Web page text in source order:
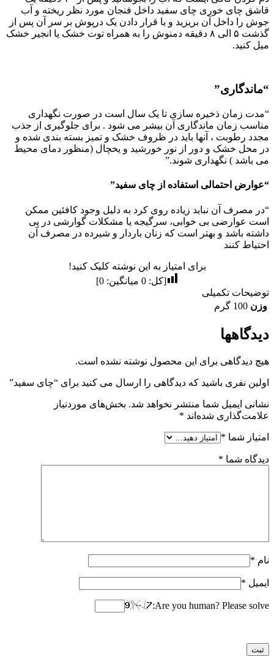
قاشق چای خوری چای سفید داخل فنجان مورد نظر ریخته و آب
جوش را داخل آن بریزید و با قرار دادن یک درپوش بر سر آن پس از
گذشت ۵ الی ۸ دقیقه دمنوش را به همراه توت خشک یا انجیر خشک
میل کنید.
“ماندگاری”
“مدت زمان ذخیره سازی تا یک سال است در صورت نگهداری
مناسب زمان ماندگاری آن بیشر می شود . برای جلوگیری از جذب
مجدد رطوبت ، آنها باید در ظروف خشک و تمیز بسته بندی شده و
در محل خشک و دور از نور خورشید و یخچال (منظور دمای محیط
می باشد ) نگهداری شوند.”
“عوارض احتمالی استفاده از چای سفید”
“در مصرف آن نباید زیاده روی کرد به دلیل وجود کافئین ممکن
است عوارضی بی خوابی، سرگیجه یا مشکلات گوارشی در پی
داشته باشد و بهتر است که زنان باردار و شیرده در مصرف آن
احتیاط کنند
برای امتیاز به این نوشته کلیک کنید!
[کل:0 میانگین:0
]
توضیحات تکمیلی
وزن 100 گرم
دیدگاهها
هیچ دیدگاهی برای این محصول نوشته نشده است.
اولین نفری باشید که دیدگاهی را ارسال می کنید برای “چای سفید”
نشانی ایمیل شما منتشر نخواهد شد. بخش‌های موردنیاز
علامت‌گذاری شده‌اند *
امتیاز شما *
دیدگاه شما *
نام *
ایمیل *
Are you human? Please solve: